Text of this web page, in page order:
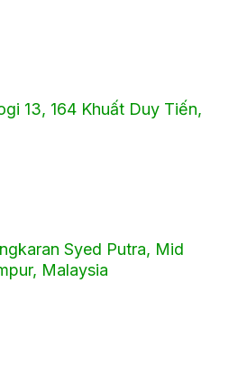
13, 164 Khuất Duy Tiến,
Syed Putra, Mid
Malaysia